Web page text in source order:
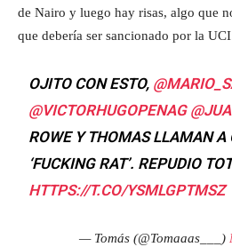
de Nairo y luego hay risas, algo que
que debería ser sancionado por la
OJITO CON ESTO,
@VICTORHUGOPENAG
ROWE Y THOMAS LLAMAN A
‘FUCKING RAT’. REPUDIO
HTTPS://T.CO/YSMLGPTMSZ
— Tomás (@Tomaaas___)